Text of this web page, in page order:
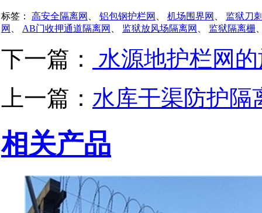
标签： 高安全隔离网 铝包钢护栏网 机场围界网
监狱刀
网
AB门收押通道隔离网 监狱放风场隔离网 监狱隔离栅
下一篇：
水源地护栏网
上一篇： 水库干渠防护隔
相关产品